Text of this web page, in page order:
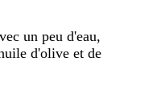
un peu d'eau,
d'olive et de